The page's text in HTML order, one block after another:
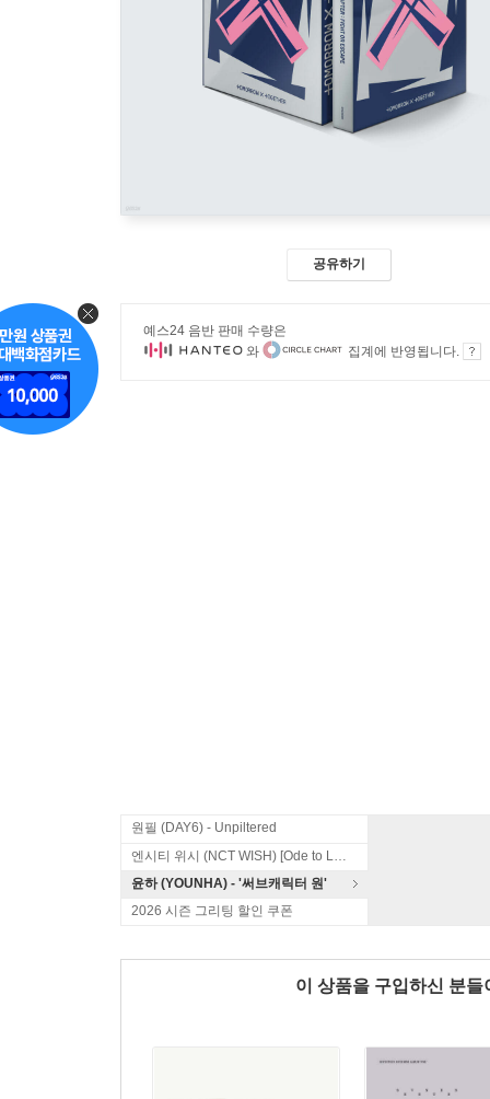
공유하기
예스24 음반 판매 수량은
와
집계에 반영됩니다.
원필 (DAY6) - Unpiltered
엔시티 위시 (NCT WISH) [Ode to Love]
윤하 (YOUNHA) - '써브캐릭터 원'
2026 시즌 그리팅 할인 쿠폰
이 상품을 구입하신 분